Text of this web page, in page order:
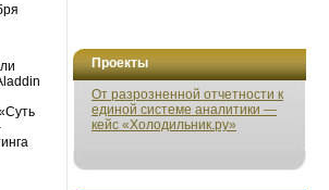
Проекты
От разрозненной отчетности к
единой системе аналитики —
кейс «Холодильник.ру»